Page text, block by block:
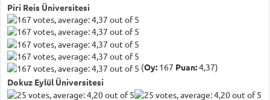
Piri Reis Üniversitesi
(Oy: 167 Puan:4,37)
Dokuz Eylül Üniversitesi